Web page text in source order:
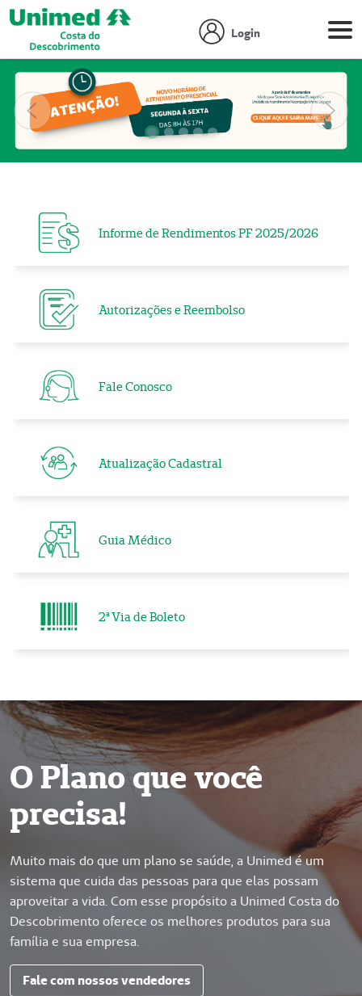
Login
Focar slide
Focar slide
Focar slide
Focar slide
Anterior
Informe de Rendimentos PF 2025/2026
Autorizações e Reembolso
Fale Conosco
Atualização Cadastral
Guia Médico
2ª Via de Boleto
O Plano que você
precisa!
Muito mais do que um plano se saúde, a Unimed é um
sistema que cuida das pessoas para que elas possam
aproveitar a vida. Com esse propósito a Unimed Costa do
Descobrimento oferece os melhores produtos para sua
família e sua empresa.
Fale com nossos vendedores